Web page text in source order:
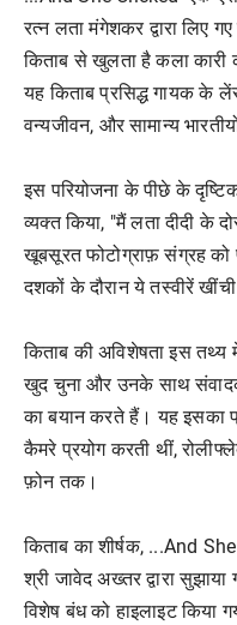
रत्न लता मंगेशकर द्वारा लिए
किताब से खुलता है कला कारी
यह किताब प्रसिद्ध गायक के
वन्यजीवन, और सामान्य
इस परियोजना के पीछे के
व्यक्त किया, "मैं लता दीदी के
खूबसूरत फोटोग्राफ़ संग्रह को
दशकों के दौरान ये तस्वीरें
किताब की अविशेषता इस
खुद चुना और उनके साथ
का बयान करते हैं। यह इसका
कैमरे प्रयोग करती थीं,
फ़ोन तक।
किताब का शीर्षक, ...And
श्री जावेद अख्तर द्वारा
विशेष बंध को हाइलाइट किया